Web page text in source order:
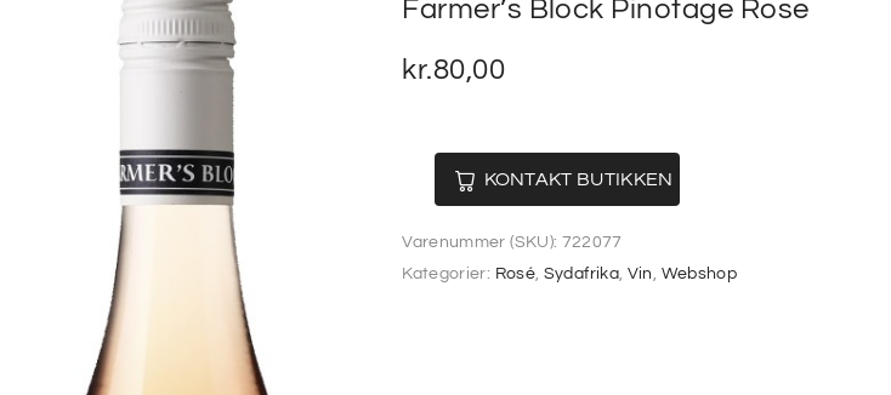
Farmer’s Block Pinotage Rose
kr.80,00
KONTAKT BUTIKKEN
Varenummer (SKU): 722077
Kategorier: Rosé, Sydafrika, Vin , Webshop